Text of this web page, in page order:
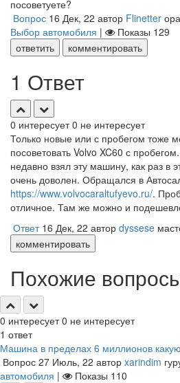
посоветуете?
Вопрос 16 Дек, 22 автор Flinetter
Выбор автомобиля | Показы 129
ответить
комментировать
1 Ответ
0 интересует 0 не интересует
Только новые или с пробегом тоже
посоветовать Volvo XC60 с
недавно взял эту машину, как раз в
очень доволен. Обращался в
https://www.volvocaraltufyevo.ru/.
отличное. Там же можно и
Ответ 16 Дек, 22 автор dyssese
комментировать
Похожие
0 интересует 0 не интересует
1 ответ
Машина в пределах 6 миллионов какую
Вопрос 27 Июль, 22 автор xarindim
автомобиля | Показы 110